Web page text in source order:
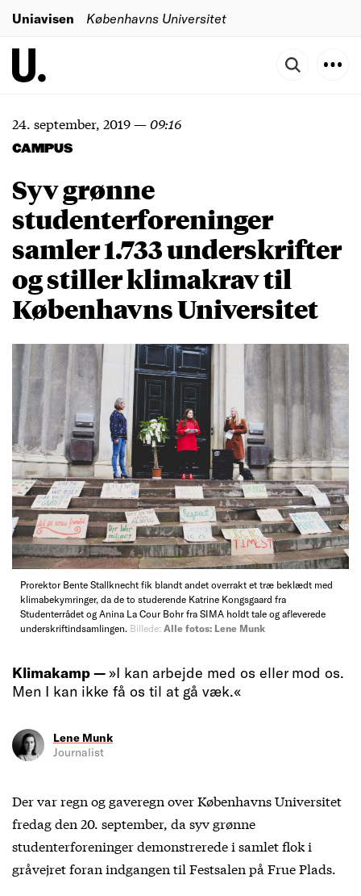
Uniavisen Københavns Universitet
24. september, 2019—09:16
CAMPUS
Syv grønne
studenterforeninger
samler 1.733 underskrifter
og stiller klimakrav til
Københavns Universitet
Prorektor Bente Stallknecht fik blandt andet overrakt et træ beklædt med
klimabekymringer, da de to studerende Katrine Kongsgaard fra
Studenterrådet og Anina La Cour Bohr fra SIMA holdt tale og afleverede
underskriftindsamlingen. Billede: Alle fotos: Lene Munk
Klimakamp —»I kan arbejde med os eller mod os.
Men I kan ikke få os til at gå væk.«
Lene Munk
Journalist
Der var regn og gaveregn over Københavns Universitet
fredag den 20. september, da syv grønne
studenterforeninger demonstrerede i samlet flok i
gråvejret foran indgangen til Festsalen på Frue Plads.